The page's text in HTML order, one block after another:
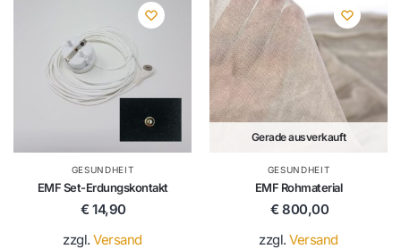
GESUNDHEIT
EMF Set-Erdungskontakt
€14,90
zzgl.Versand
Gerade ausverkauft
GESUNDHEIT
EMF Rohmaterial
€800,00
zzgl.Versand